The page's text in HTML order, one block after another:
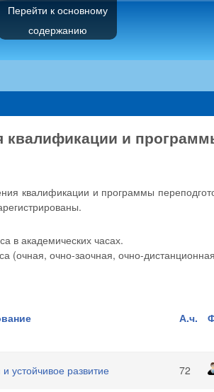
Перейти к основному
содержанию
и
квалификации и программы
в академических часах.
(очная, очно-заочная, очно-
А.ч.
устойчивое развитие 72